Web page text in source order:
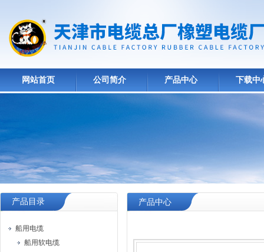
网站首页 公司简介 产品中心 下载中
产品目录
船用电缆
船用软电缆
产品中心